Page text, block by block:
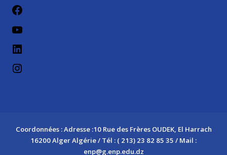
لينكد إن
Coordonnées : Adresse :10 Rue des Frères OUDEK, El Harrach
16200 Alger Algérie / Tél : ( 213) 23 82 85 35 / Mail :
enp@g.enp.edu.dz